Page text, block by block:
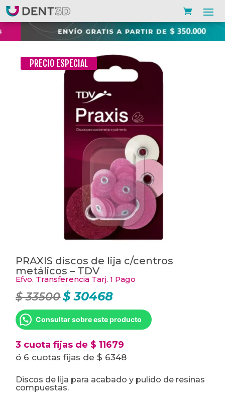
PRECIO ESPECIAL
PRAXIS discos de lija c/centros
metálicos – TDV
Efvo. Transferencia Tarj. 1 Pago
$33500 El
precio
original
era:
$ 33500.
$30468El
actual
es:
$ 30468.
Consultar sobre este producto
3 cuota fijas de $ 11679
ó 6 cuotas fijas de $ 6348
Discos de lija para acabado y pulido de resinas
compuestas.